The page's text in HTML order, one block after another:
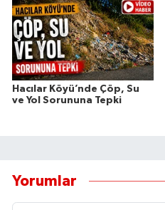
Hacılar Köyü’nde Çöp, Su
ve Yol Sorununa Tepki
Yorumlar